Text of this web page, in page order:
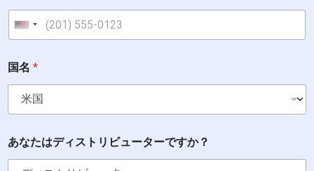
United States +1
国名 *
あなたはディストリビューターですか？